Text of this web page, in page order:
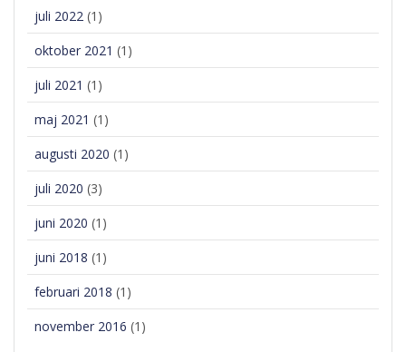
juli 2022 (1)
oktober 2021 (1)
juli 2021 (1)
maj 2021 (1)
augusti 2020 (1)
juli 2020 (3)
juni 2020 (1)
juni 2018 (1)
februari 2018 (1)
november 2016 (1)